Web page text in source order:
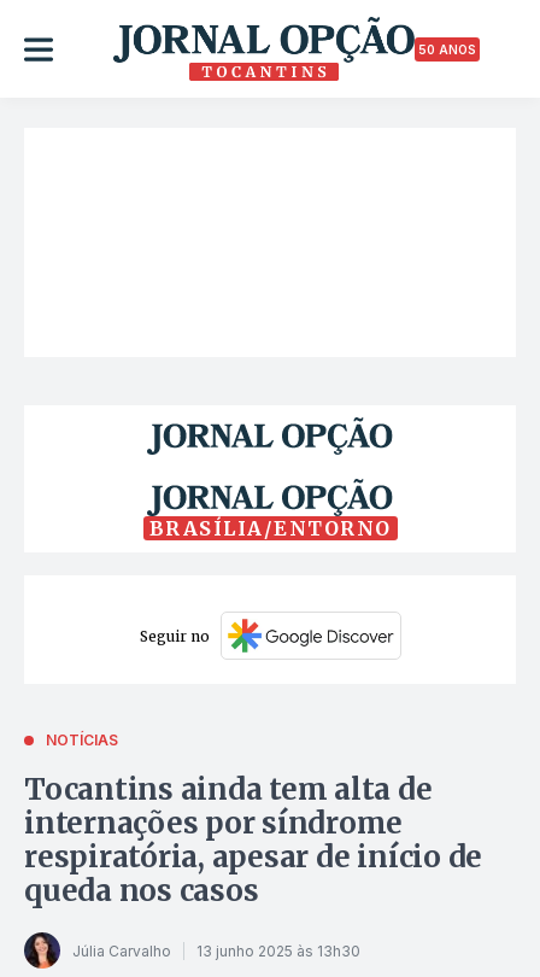
50 ANOS
BRASÍLIA/ENTORNO
Seguir no
NOTÍCIAS
Tocantins ainda tem alta de
internações por síndrome
respiratória, apesar de início de
queda nos casos
Júlia Carvalho 13 junho 2025 às 13h30